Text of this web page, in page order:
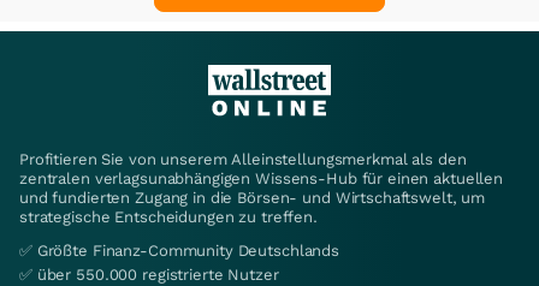
Profitieren Sie von unserem Alleinstellungsmerkmal als den
zentralen verlagsunabhängigen Wissens-Hub für einen aktuellen
und fundierten Zugang in die Börsen- und Wirtschaftswelt, um
strategische Entscheidungen zu treffen.
✅ Größte Finanz-Community Deutschlands
✅ über 550.000 registrierte Nutzer